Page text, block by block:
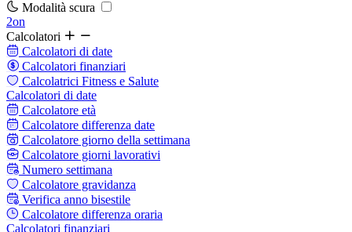
Modalità scura
2on
Calcolatori
Calcolatori di date
Calcolatori finanziari
Calcolatrici Fitness e Salute
Calcolatori di date
Calcolatore età
Calcolatore differenza date
Calcolatore giorno della settimana
Calcolatore giorni lavorativi
Numero settimana
Calcolatore gravidanza
Verifica anno bisestile
Calcolatore differenza oraria
Calcolatori finanziari